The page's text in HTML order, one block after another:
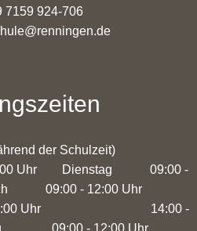
7159 924-706
der Schulzeit)
Uhr Dienstag 09:00 -
09:00 - 12:00 Uhr
- 12:00 Uhr 14:00 -